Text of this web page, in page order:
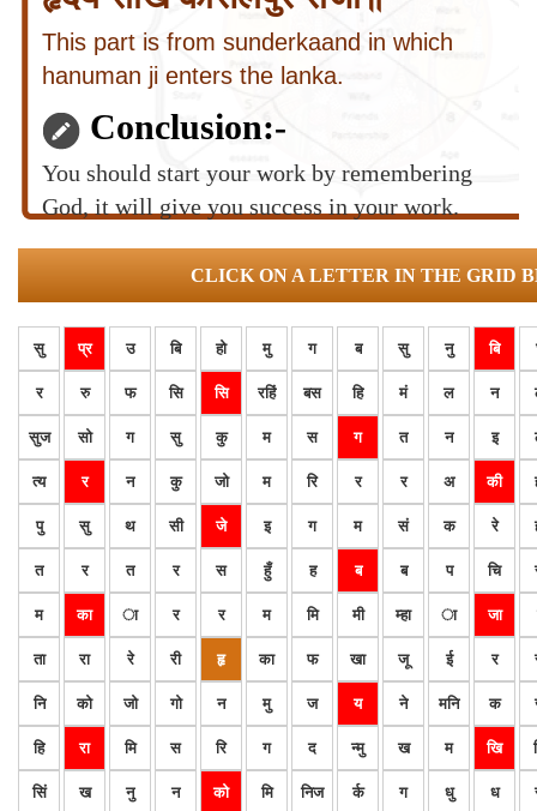
This part is from sunderkaand in which
hanuman ji enters the lanka.
Conclusion:-
You should start your work by remembering
God, it will give you success in your work.
CLICK ON A LETTER IN THE GRID
सु प्र उ बि हो मु ग ब सु नु बि
र रु फ सि सि रहिं बस हि मं ल न
सुज सो ग सु कु म स ग त न इ
त्य र न कु जो म रि र र अ की
पु सु थ सी जे इ ग म सं क रे
त र त र स हुँ ह ब ब प चि
म का ा र र म मि मी म्हा ा जा
ता रा रे री हृ का फ खा जू ई र
नि को जो गो न मु ज य ने मनि क
हि रा मि स रि ग द न्मु ख म खि
सिं ख नु न को मि निज र्क ग धु ध